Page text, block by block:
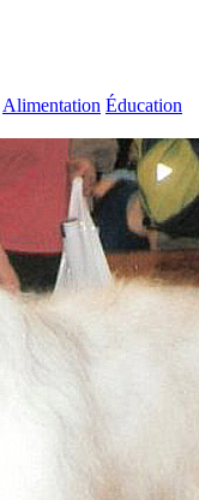
Alimentation Éducation